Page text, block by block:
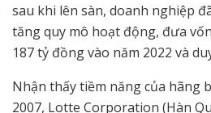
sau khi lên sàn, doanh nghiệp
tăng quy mô hoạt động, đưa
187 tỷ đồng vào năm 2022 và
Nhận thấy tiềm năng của hãng
2007, Lotte Corporation (Hàn